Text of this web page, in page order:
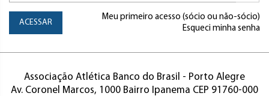
ACESSAR
Meu primeiro acesso (sócio ou não-sócio)
Esqueci minha senha
Associação Atlética Banco do Brasil - Porto Alegre
Av. Coronel Marcos, 1000 Bairro Ipanema CEP 91760-000